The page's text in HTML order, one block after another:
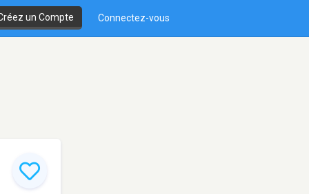
un Compte Connectez-vous